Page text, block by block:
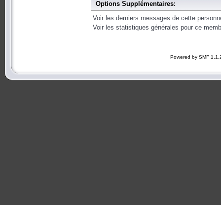
Options Supplémentaires:
Voir les derniers messages de cette
Voir les statistiques générales pour ce
Powered by SMF